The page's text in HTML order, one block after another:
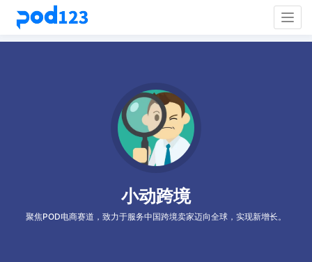
小动跨境
聚焦POD电商赛道，致力于服务中国跨境卖家迈向全球，实现新增长。